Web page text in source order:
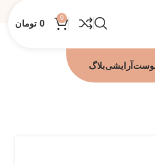
0
0 تومان
آرایشیبلاگ